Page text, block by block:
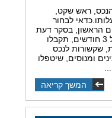
ראש שקט,
לבחור
הראשון, בסקר דעת
קהל של עיתון כלכלי בעל מוניטין.כל 3 חודשים, תקבלו
שקשורות לנכס
ומנוסים, שיטפלו
המשך קריאה